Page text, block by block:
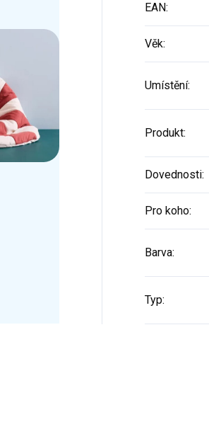
EAN:
Věk:
Umístění:
Produkt:
Dovednosti:
Pro koho:
Barva:
Typ: